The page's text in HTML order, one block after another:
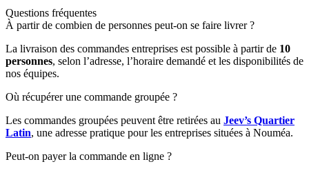
Questions fréquentes
À partir de combien de personnes peut-on se faire livrer ?
La livraison des commandes entreprises est possible à partir de 10
personnes, selon l’adresse, l’horaire demandé et les disponibilités de
nos équipes.
Où récupérer une commande groupée ?
Les commandes groupées peuvent être retirées au Jeev’s Quartier
Latin, une adresse pratique pour les entreprises situées à Nouméa.
Peut-on payer la commande en ligne ?